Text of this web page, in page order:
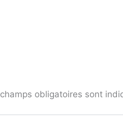
obligatoires sont